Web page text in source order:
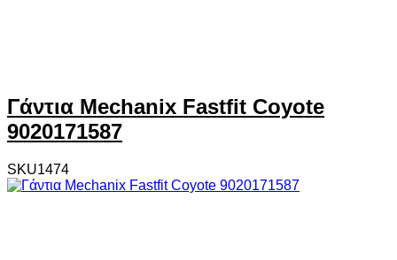
Γάντια Mechanix Fastfit Coyote
9020171587
SKU1474